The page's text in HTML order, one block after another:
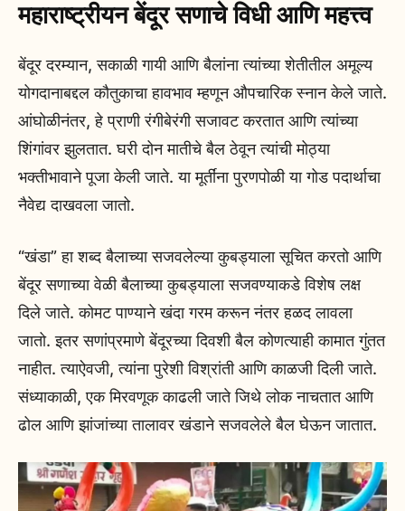
महाराष्ट्रीयन बेंदूर सणाचे विधी आणि महत्त्व
बेंदूर दरम्यान, सकाळी गायी आणि बैलांना त्यांच्या शेतीतील अमूल्य
योगदानाबद्दल कौतुकाचा हावभाव म्हणून औपचारिक स्नान केले जाते.
आंघोळीनंतर, हे प्राणी रंगीबेरंगी सजावट करतात आणि त्यांच्या
शिंगांवर झुलतात. घरी दोन मातीचे बैल ठेवून त्यांची मोठ्या
भक्तीभावाने पूजा केली जाते. या मूर्तींना पुरणपोळी या गोड पदार्थाचा
नैवेद्य दाखवला जातो.
“खंडा” हा शब्द बैलाच्या सजवलेल्या कुबड्याला सूचित करतो आणि
बेंदूर सणाच्या वेळी बैलाच्या कुबड्याला सजवण्याकडे विशेष लक्ष
दिले जाते. कोमट पाण्याने खंदा गरम करून नंतर हळद लावला
जातो. इतर सणांप्रमाणे बेंदूरच्या दिवशी बैल कोणत्याही कामात गुंतत
नाहीत. त्याऐवजी, त्यांना पुरेशी विश्रांती आणि काळजी दिली जाते.
संध्याकाळी, एक मिरवणूक काढली जाते जिथे लोक नाचतात आणि
ढोल आणि झांजांच्या तालावर खंडाने सजवलेले बैल घेऊन जातात.